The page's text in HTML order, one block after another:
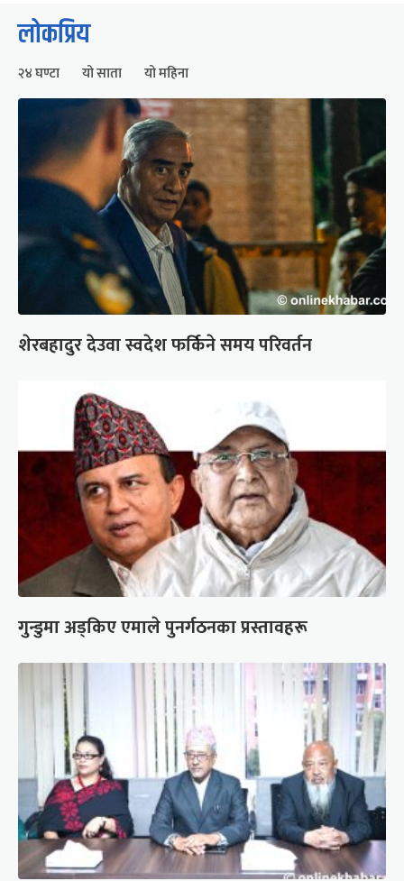
लोकप्रिय
२४ घण्टा यो साता यो महिना
शेरबहादुर देउवा स्वदेश फर्किने समय परिवर्तन
गुन्डुमा अड्किए एमाले पुनर्गठनका प्रस्तावहरू